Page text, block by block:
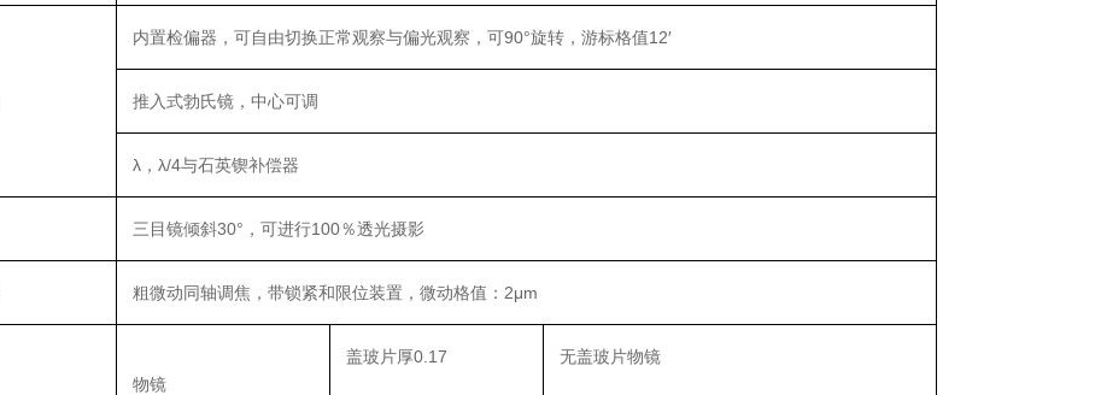
内置检偏器，可自由切换正常观察与偏光观察，可90°旋转，游标格值12′
推入式勃氏镜，中心可调
λ，λ/4与石英锲补偿器
三目镜倾斜30°，可进行100％透光摄影
粗微动同轴调焦，带锁紧和限位装置，微动格值：2μm
物镜
盖玻片厚0.17 无盖玻片物镜